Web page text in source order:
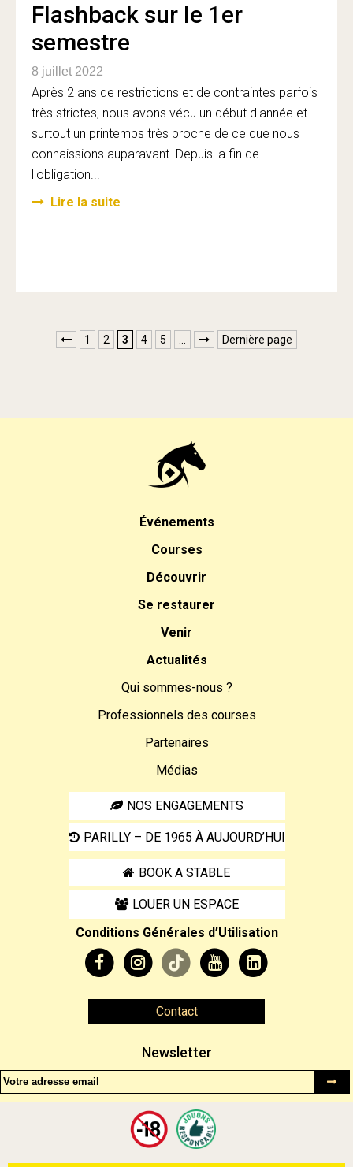
Flashback sur le 1er
semestre
8 juillet 2022
Après 2 ans de restrictions et de contraintes parfois
très strictes, nous avons vécu un début d'année et
surtout un printemps très proche de ce que nous
connaissions auparavant. Depuis la fin de
l'obligation...
Lire la suite
 1 2 3 4 5  Dernière page
Événements
Courses
Découvrir
Se restaurer
Venir
Actualités
Qui sommes-nous ?
Professionnels des courses
Partenaires
Médias
NOS ENGAGEMENTS
PARILLY – DE 1965 À AUJOURD’HUI
BOOK A STABLE
LOUER UN ESPACE
Conditions Générales d’Utilisation
Contact
Newsletter